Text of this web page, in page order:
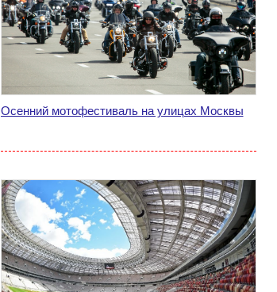
Осенний мотофестиваль на улицах Москвы